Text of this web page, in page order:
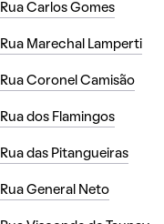
Rua Carlos Gomes
Rua Marechal Lamperti
Rua Coronel Camisão
Rua dos Flamingos
Rua das Pitangueiras
Rua General Neto